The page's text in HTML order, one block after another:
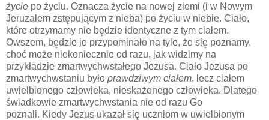
życie po życiu. Oznacza życie na nowej ziemi (i w Nowym
Jeruzalem zstępującym z nieba) po życiu w niebie. Ciało,
które otrzymamy nie będzie identyczne z tym ciałem.
Owszem, będzie je przypominało na tyle, że się poznamy,
choć może niekoniecznie od razu, jak widzimy na
przykładzie zmartwychwstałego Jezusa. Ciało Jezusa po
zmartwychwstaniu było prawdziwym ciałem, lecz ciałem
uwielbionego człowieka, nieskażonego człowieka. Dlatego
świadkowie zmartwychwstania nie od razu Go
poznali. Kiedy Jezus ukazał się uczniom w uwielbionym